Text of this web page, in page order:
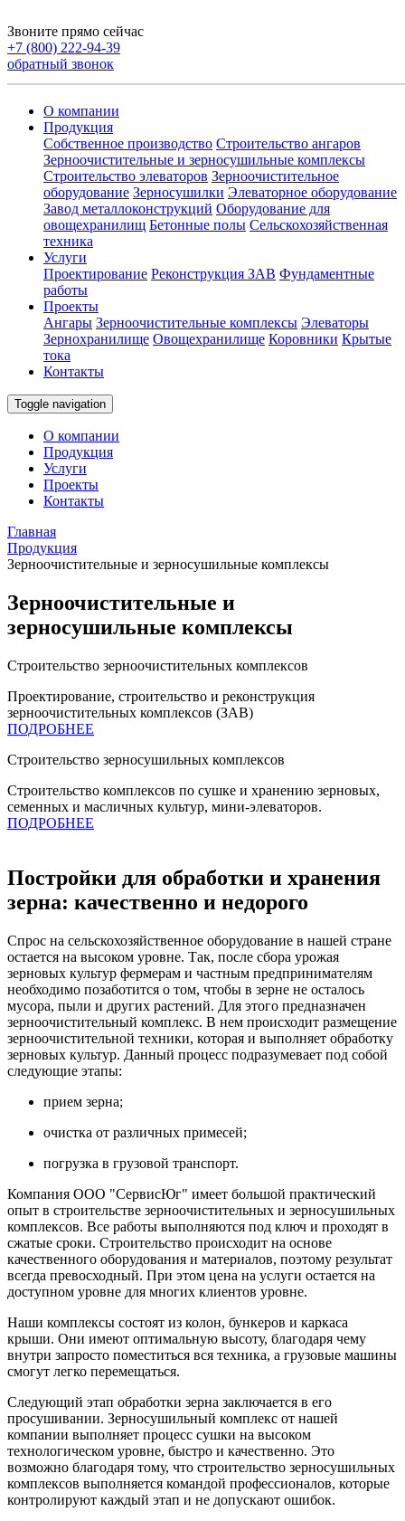
Звоните прямо сейчас
+7 (800) 222-94-39
обратный звонок
О компании
Продукция
Собственное производство Строительство ангаров
Зерноочистительные и зерносушильные комплексы
Строительство элеваторов Зерноочистительное
оборудование Зерносушилки Элеваторное оборудование
Завод металлоконструкций Оборудование для
овощехранилищ Бетонные полы Сельскохозяйственная
техника
Услуги
Проектирование Реконструкция ЗАВ Фундаментные
работы
Проекты
Ангары Зерноочистительные комплексы Элеваторы
Зернохранилище Овощехранилищe Коровники Крытые
тока
Контакты
Toggle navigation
О компании
Продукция
Услуги
Проекты
Контакты
Главная
Продукция
Зерноочистительные и зерносушильные комплексы
Зерноочистительные и
зерносушильные комплексы
Строительство зерноочистительных комплексов
Проектирование, строительство и реконструкция
зерноочистительных комплексов (ЗАВ)
ПОДРОБНЕЕ
Строительство зерносушильных комплексов
Строительство комплексов по сушке и хранению зерновых,
семенных и масличных культур, мини-элеваторов.
ПОДРОБНЕЕ
Постройки для обработки и хранения
зерна: качественно и недорого
Спрос на сельскохозяйственное оборудование в нашей стране
остается на высоком уровне. Так, после сбора урожая
зерновых культур фермерам и частным предпринимателям
необходимо позаботится о том, чтобы в зерне не осталось
мусора, пыли и других растений. Для этого предназначен
зерноочистительный комплекс. В нем происходит размещение
зерноочистительной техники, которая и выполняет обработку
зерновых культур. Данный процесс подразумевает под собой
следующие этапы:
прием зерна;
очистка от различных примесей;
погрузка в грузовой транспорт.
Компания ООО "СервисЮг" имеет большой практический
опыт в строительстве зерноочистительных и зерносушильных
комплексов. Все работы выполняются под ключ и проходят в
сжатые сроки. Строительство происходит на основе
качественного оборудования и материалов, поэтому результат
всегда превосходный. При этом цена на услуги остается на
доступном уровне для многих клиентов уровне.
Наши комплексы состоят из колон, бункеров и каркаса
крыши. Они имеют оптимальную высоту, благодаря чему
внутри запросто поместиться вся техника, а грузовые машины
смогут легко перемещаться.
Следующий этап обработки зерна заключается в его
просушивании. Зерносушильный комплекс от нашей
компании выполняет процесс сушки на высоком
технологическом уровне, быстро и качественно. Это
возможно благодаря тому, что строительство зерносушильных
комплексов выполняется командой профессионалов, которые
контролируют каждый этап и не допускают ошибок.